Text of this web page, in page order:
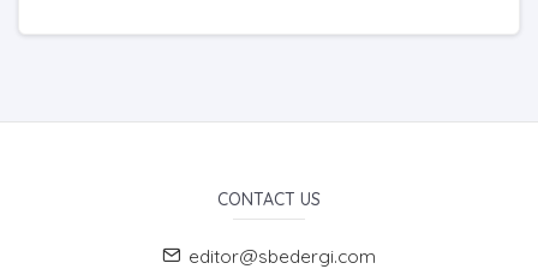
CONTACT US
editor@sbedergi.com